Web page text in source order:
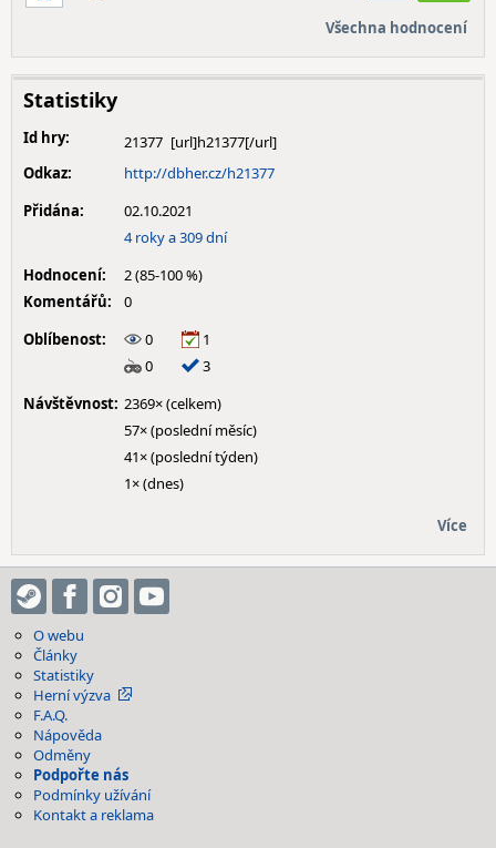
Všechna hodnocení
Statistiky
Id hry:
21377
Odkaz:
http://dbher.cz/h21377
Přidána:
02.10.2021
4 roky a 309 dní
Hodnocení:
2 (85-100 %)
Komentářů:
0
Oblíbenost:
0
1
0
3
Návštěvnost: 2369× (celkem)
57× (poslední měsíc)
41× (poslední týden)
1× (dnes)
Více
O webu
Články
Statistiky
Herní výzva
F.A.Q.
Nápověda
Odměny
Podpořte nás
Podmínky užívání
Kontakt a reklama